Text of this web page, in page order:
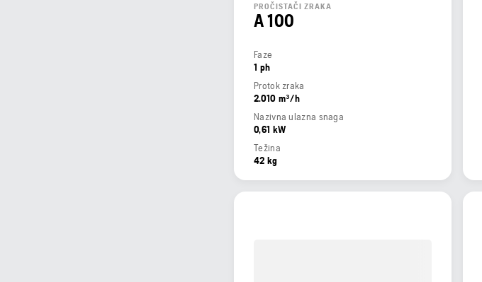
PROČISTAČI ZRAKA
A 100
Faze
1 ph
Protok zraka
2.010 m³/h
Nazivna ulazna snaga
0,61 kW
Težina
42 kg